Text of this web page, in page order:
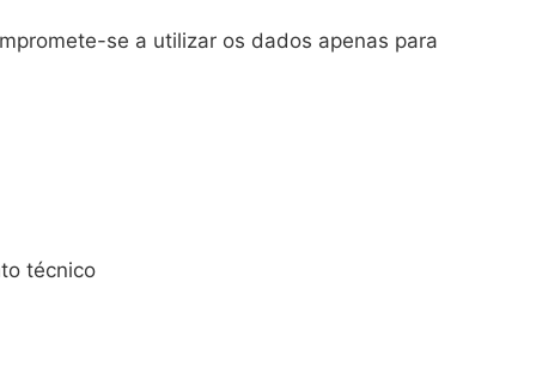
se a utilizar os dados apenas para
técnico